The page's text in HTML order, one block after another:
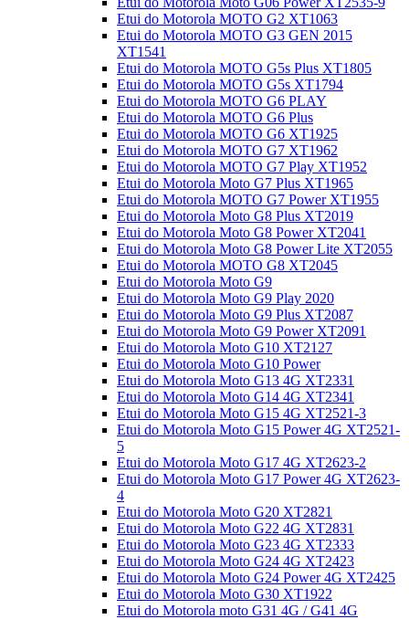
Etui do Motorola MOTO G2 XT1063
Etui do Motorola MOTO G3 GEN 2015
XT1541
Etui do Motorola MOTO G5s Plus XT1805
Etui do Motorola MOTO G5s XT1794
Etui do Motorola MOTO G6 PLAY
Etui do Motorola MOTO G6 Plus
Etui do Motorola MOTO G6 XT1925
Etui do Motorola MOTO G7 XT1962
Etui do Motorola MOTO G7 Play XT1952
Etui do Motorola Moto G7 Plus XT1965
Etui do Motorola MOTO G7 Power XT1955
Etui do Motorola Moto G8 Plus XT2019
Etui do Motorola Moto G8 Power XT2041
Etui do Motorola Moto G8 Power Lite XT2055
Etui do Motorola MOTO G8 XT2045
Etui do Motorola Moto G9
Etui do Motorola Moto G9 Play 2020
Etui do Motorola Moto G9 Plus XT2087
Etui do Motorola Moto G9 Power XT2091
Etui do Motorola Moto G10 XT2127
Etui do Motorola Moto G10 Power
Etui do Motorola Moto G13 4G XT2331
Etui do Motorola Moto G14 4G XT2341
Etui do Motorola Moto G15 4G XT2521-3
Etui do Motorola Moto G15 Power 4G XT2521-
5
Etui do Motorola Moto G17 4G XT2623-2
Etui do Motorola Moto G17 Power 4G XT2623-
4
Etui do Motorola Moto G20 XT2821
Etui do Motorola Moto G22 4G XT2831
Etui do Motorola Moto G23 4G XT2333
Etui do Motorola Moto G24 4G XT2423
Etui do Motorola Moto G24 Power 4G XT2425
Etui do Motorola Moto G30 XT1922
Etui do Motorola moto G31 4G / G41 4G